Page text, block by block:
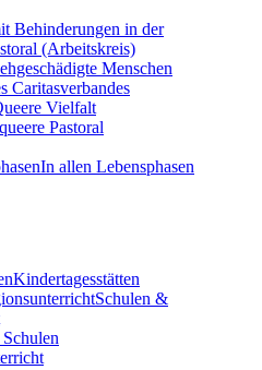
Behinderungen in der
(Arbeitskreis)
Menschen
Caritasverbandes
Vielfalt
Pastoral
In allen Lebensphasen
Kindertagesstätten
Schulen &